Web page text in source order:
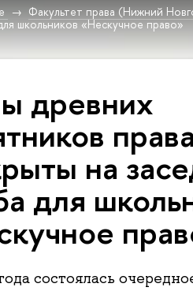
Факультет права (Нижний
школьников «Нескучное право»
древних
права
на
для
состоялась